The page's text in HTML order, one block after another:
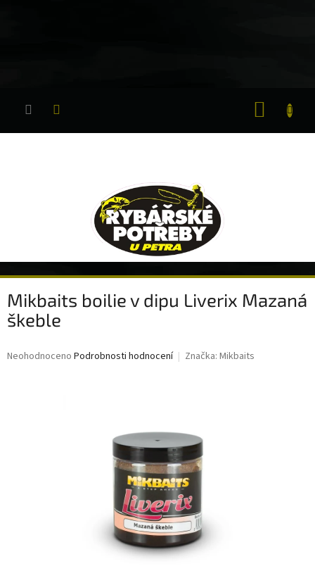
Mikbaits boilie v dipu Liverix Mazaná
škeble
Průměrné
Neohodnoceno Podrobnosti hodnocení Značka: Mikbaits